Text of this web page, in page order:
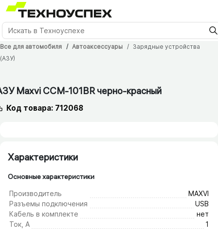
Все для автомобиля Автоаксессуары
Зарядные устройства
(АЗУ)
Maxvi CCM-101BR черно-красный
Код товара: 712068
Характеристики
Основные характеристики
Производитель
MAXVI
Разъемы подключения
USB
Кабель в комплекте
нет
Ток, А
1